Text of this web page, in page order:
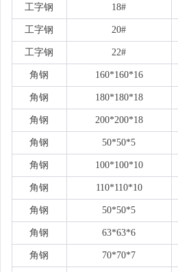
工字钢 18#
工字钢 20#
工字钢 22#
角钢 160*160*16
角钢 180*180*18
角钢 200*200*18
角钢 50*50*5
角钢 100*100*10
角钢 110*110*10
角钢 50*50*5
角钢 63*63*6
角钢 70*70*7